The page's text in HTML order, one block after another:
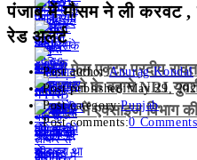
भूत भगाने के बहाने NRI
हरकत
गजनी फेम एक्टर प्रदीप
जालंधर में एक्साइज विभाग
पंजाब में मौसम ने ली करवट ,
रेड अलर्ट
Post author:Anurag Kondal
Post published:May 29,
Post category:Punjab
Post comments:0 Comments